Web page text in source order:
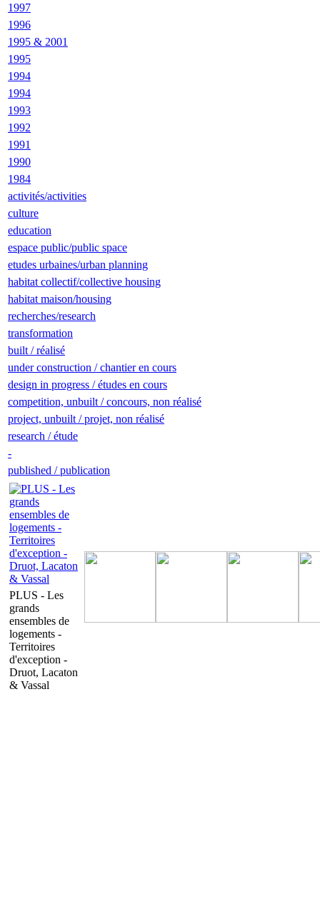
1997
1996
1995 & 2001
1995
1994
1994
1993
1992
1991
1990
1984
activités/activities
culture
education
espace public/public space
etudes urbaines/urban planning
habitat collectif/collective housing
habitat maison/housing
recherches/research
transformation
built / réalisé
under construction / chantier en cours
design in progress / études en cours
competition, unbuilt / concours, non réalisé
project, unbuilt / projet, non réalisé
research / étude
-
published / publication
PLUS - Les
grands
ensembles de
logements -
Territoires
d'exception -
Druot, Lacaton
& Vassal